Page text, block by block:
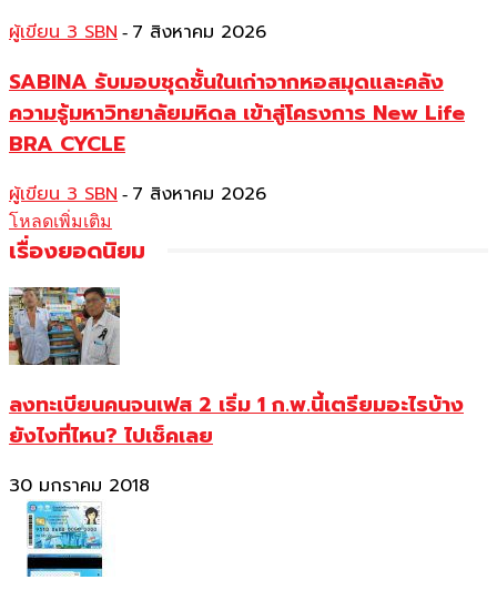
ผู้เขียน 3 SBN - 7 สิงหาคม 2026
SABINA รับมอบชุดชั้นในเก่าจากหอสมุดและคลัง
ความรู้มหาวิทยาลัยมหิดล เข้าสู่โครงการ New Life
BRA CYCLE
ผู้เขียน 3 SBN - 7 สิงหาคม 2026
โหลดเพิ่มเติม
เรื่องยอดนิยม
ลงทะเบียนคนจนเฟส 2 เริ่ม 1 ก.พ.นี้เตรียมอะไรบ้าง
ยังไงที่ไหน? ไปเช็คเลย
30 มกราคม 2018